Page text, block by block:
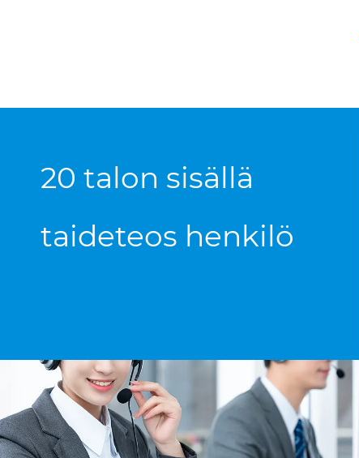
20 talon sisällä
taideteos henkilö